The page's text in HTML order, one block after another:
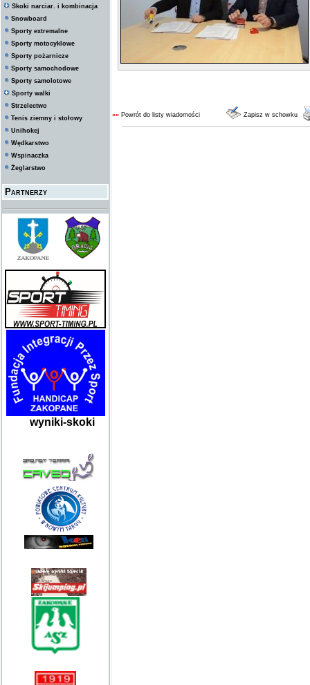
Skoki narciar. i kombinacja
Snowboard
Sporty extremalne
Sporty motocyklowe
Sporty pożarnicze
Sporty samochodowe
Sporty samolotowe
Sporty walki
Strzelectwo
Tenis ziemny i stołowy
Unihokej
Wędkarstwo
Wspinaczka
Żeglarstwo
Partnerzy
wyniki-skoki
«« Powrót do listy wiadomości Zapisz w schowku